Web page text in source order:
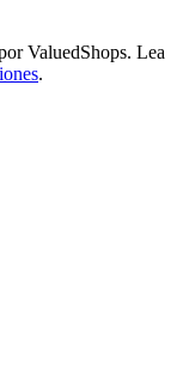
ValuedShops. Lea
.